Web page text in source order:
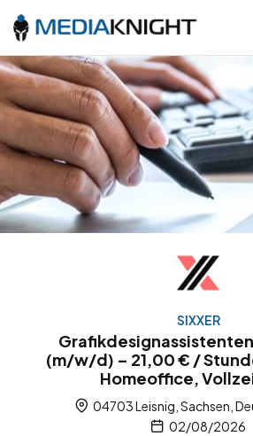
SIXXER
(m/w/d) – 21,00 € /
Homeoffice,
04703 Leisnig, Sachsen,
02/08/2026